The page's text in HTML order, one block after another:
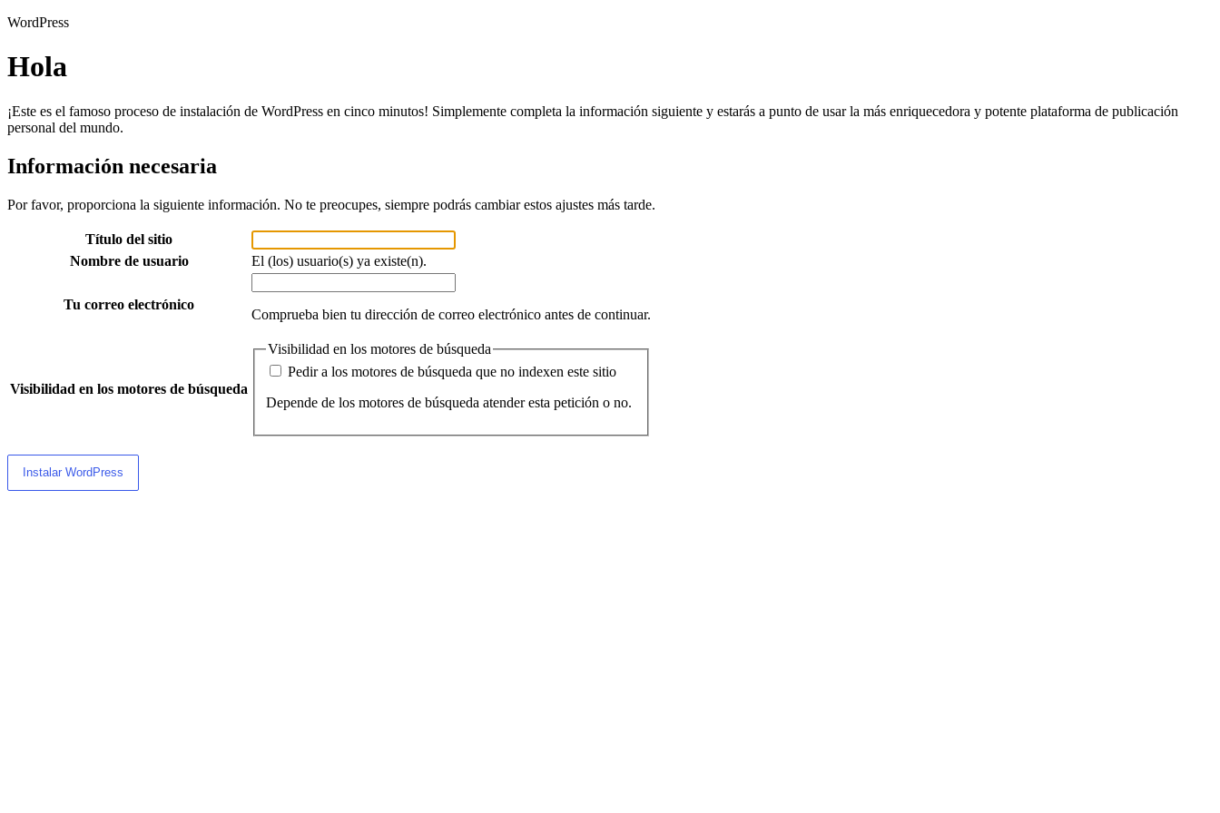
WordPress
Hola
¡Este es el famoso proceso de instalación de WordPress en cinco minutos! Simplemente completa la información siguiente y estarás a punto de usar la más enriquecedora y potente plataforma de publicación
personal del mundo.
Información necesaria
Por favor, proporciona la siguiente información. No te preocupes, siempre podrás cambiar estos ajustes más tarde.
Título del sitio
Nombre de usuario
El (los) usuario(s) ya existe(n).
Tu correo electrónico
Comprueba bien tu dirección de correo electrónico antes de continuar.
Visibilidad en los motores de búsqueda
Visibilidad en los motores de búsqueda
Pedir a los motores de búsqueda que no indexen este sitio
Depende de los motores de búsqueda atender esta petición o no.